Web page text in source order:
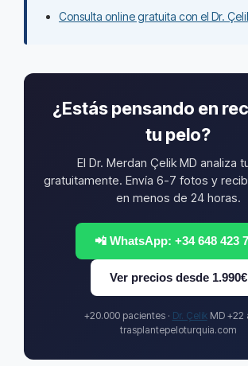
Consulta online gratuita con el Dr.
¿Estás pensando en
tu pelo?
El Dr. Merdan Çelik MD analiza
gratuitamente. Envía 6-7 fotos y
en menos de 24 horas.
📲 WhatsApp: +34 648 423
Ver precios desde 1.990€
+20.000 pacientes · Dr. ÇelikMD +22
trasplantepeloturquia.com